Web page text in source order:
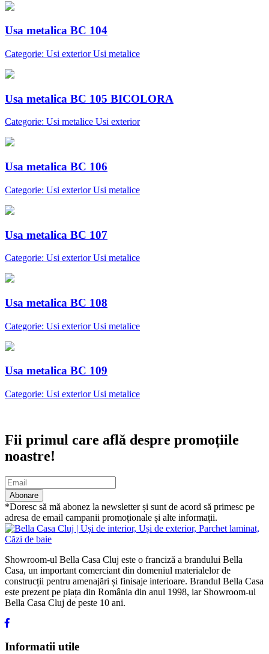
Usa metalica BC 104
Categorie: Usi exterior Usi metalice
Usa metalica BC 105 BICOLORA
Categorie: Usi metalice Usi exterior
Usa metalica BC 106
Categorie: Usi exterior Usi metalice
Usa metalica BC 107
Categorie: Usi exterior Usi metalice
Usa metalica BC 108
Categorie: Usi exterior Usi metalice
Usa metalica BC 109
Categorie: Usi exterior Usi metalice
Fii primul care află despre promoțiile
noastre!
Abonare
*Doresc să mă abonez la newsletter și sunt de acord să primesc pe
adresa de email campanii promoționale și alte informații.
Showroom-ul Bella Casa Cluj este o franciză a brandului Bella
Casa, un important comerciant din domeniul materialelor de
construcții pentru amenajări și finisaje interioare. Brandul Bella Casa
este prezent pe piața din România din anul 1998, iar Showroom-ul
Bella Casa Cluj de peste 10 ani.
Informatii utile